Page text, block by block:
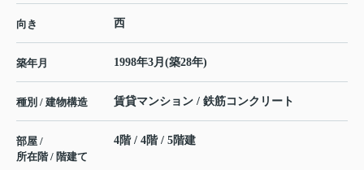
向き 西
築年月 1998年3月(築28年)
種別 / 建物構造 賃貸マンション / 鉄筋コンクリート
部屋 /
所在階 / 階建て
4階 / 4階 / 5階建